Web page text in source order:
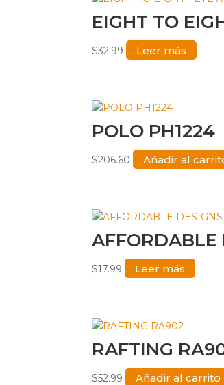
EIGHT TO
$32.99 Leer más
POLO PH1224
$206.60 Añadir al
AFFORDABLE
$17.99 Leer más
RAFTING
$52.99 Añadir al carrito